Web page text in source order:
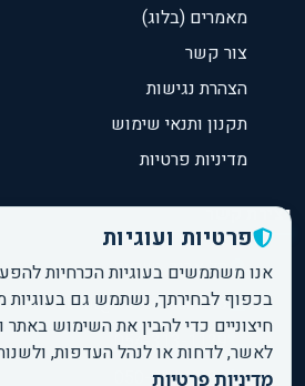
מאמרים (בלוג)
צור קשר
הצהרת נגישות
תקנון ותנאי שימוש
מדיניות פרטיות
יצירת קשר
תל אביב, ישראל
shimrit@marcotech.info
054-313-1129
050-911-4489
פרטיות ועוגיות
אנו משתמשים בעוגיות הכרחיות
בכפוף לבחירתך, נשתמש גם בעוגיות
חיצוניים כדי להבין את השימוש באתר
לאשר, לדחות או לנהל העדפות,
מדיניות פרטיות